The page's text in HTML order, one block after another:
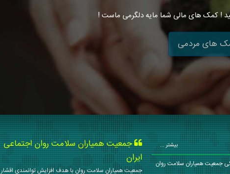
! کمک های مالی شما مایه دلگرمی ماست !
های مردمی
بیشتر ...
جمعیت همیاران سلامت روان
جمعیت همیاران سلامت روان اجتماعی
ایران
جمعیت همیاران سلامت روان با هدف افزایش توانمندی اقشار